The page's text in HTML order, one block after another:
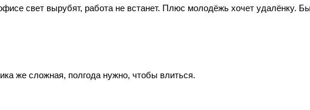
свет вырубят, работа не встанет. Плюс молодёжь хочет удалёнку.
же сложная, полгода нужно, чтобы влиться.